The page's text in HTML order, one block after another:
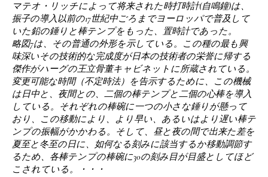
マテオ・リッチによって将来された時打時計(自鳴鐘)は、
振子の導入以前の17世紀中ごろまでヨーロッパで普及して
いた鉛の錘りと棒テンプをもった、置時計であった。
略図7は、その普通の外形を示している。この種の最も興
味深いその技術的な完成度が日本の技術者の栄誉に帰する
傑作がハーグの王立骨董キャビネットに所蔵されている。
変更可能な時間（不定時法）を告示するために、この機械
は日中と、夜間との、二個の棒テンプと二個の心棒を導入
している。それぞれの棒碗に一つの小さな錘りが懸って
おり、この移動により、より早い、あるいはより遅い棒テ
ンプの振幅がかかわる。そして、昼と夜の間で出来た差を
夏至と冬至の日に、如何なる刻みに該当するか移動調節す
るため、各棒テンプの棒碗に30の刻み目が目盛としてほど
こされている。・・・